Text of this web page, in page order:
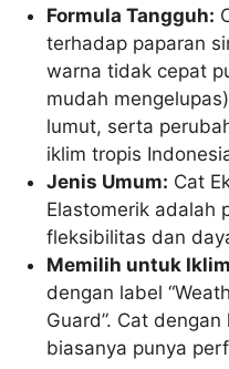
Formula Tangguh:
terhadap paparan
warna tidak cepat
mudah
lumut, serta
iklim tropis
Jenis Umum: Cat
Elastomerik adalah
fleksibilitas dan
Memilih untuk
dengan label
Guard”. Cat
biasanya punya